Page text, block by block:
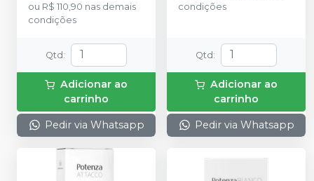
Frasco de Neutralizante
com 10g; 01 Seringa de
aplicação; 01 Instrução
de uso para o
profissional.
ou R$ 110,90 nas demais
condições
Qtd :
Adicionar ao
carrinho
Pedir via Whatsapp
condições
Qtd :
Adicionar ao
carrinho
Pedir via Whatsapp